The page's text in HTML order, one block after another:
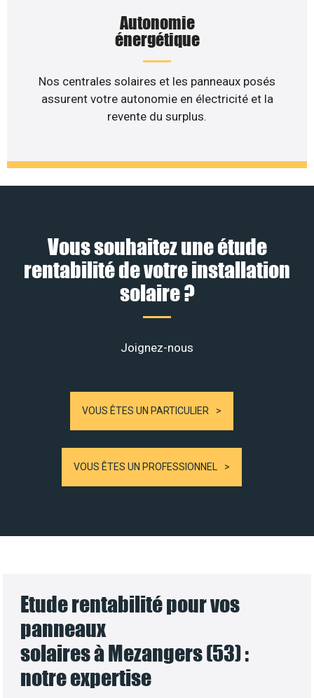
Autonomie
énergétique
Nos centrales solaires et les panneaux posés
assurent votre autonomie en électricité et la
revente du surplus.
Vous souhaitez une étude
rentabilité de votre installation
solaire ?
Joignez-nous
VOUS ÊTES UN PARTICULIER
VOUS ÊTES UN PROFESSIONNEL
Etude rentabilité pour vos
panneaux
solaires à Mezangers (53) :
notre expertise